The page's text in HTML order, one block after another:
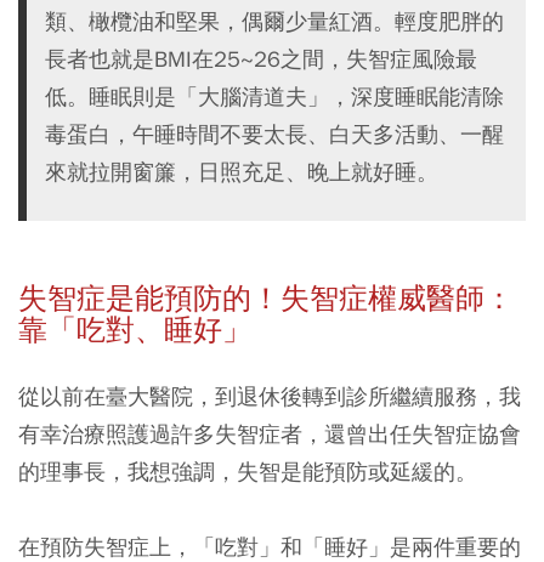
類、橄欖油和堅果，偶爾少量紅酒。輕度肥胖的
長者也就是BMI在25~26之間，失智症風險最
低。睡眠則是「大腦清道夫」，深度睡眠能清除
毒蛋白，午睡時間不要太長、白天多活動、一醒
來就拉開窗簾，日照充足、晚上就好睡。
失智症是能預防的！失智症權威醫師：
靠「吃對、睡好」
從以前在臺大醫院，到退休後轉到診所繼續服務，我
有幸治療照護過許多失智症者，還曾出任失智症協會
的理事長，我想強調，失智是能預防或延緩的。
在預防失智症上，「吃對」和「睡好」是兩件重要的